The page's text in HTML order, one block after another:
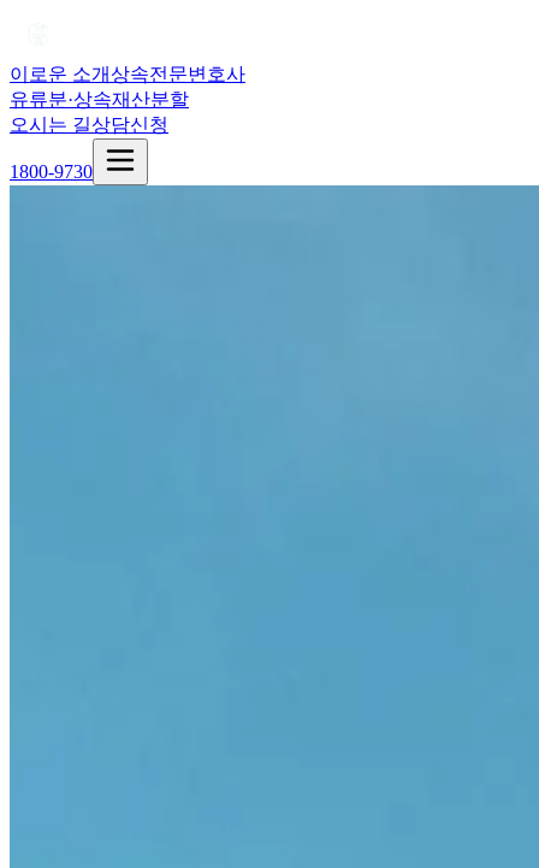
이로운 소개상속전문변호사
유류분·상속재산분할
오시는 길상담신청
1800-9730